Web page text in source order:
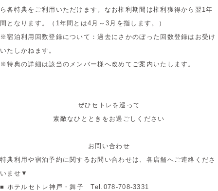
ら各特典をご利用いただけます。なお権利期間は権利獲得から翌 1年
間となります。
（1年間とは4月～3月を指します。）
※宿泊利用回数登録について：過去にさかのぼった回数登録はお受け
いたしかねます。
※特典の詳細は該当のメンバー様へ改めてご案内いたします。
ぜひセトレを巡って
素敵なひとときをお過ごしください
お問い合わせ
特典利用や宿泊予約に関するお問い合わせは、各店舗へご連絡くださ
いませ▼
■ ホテルセトレ神戸・舞子 Tel.078-708-3331